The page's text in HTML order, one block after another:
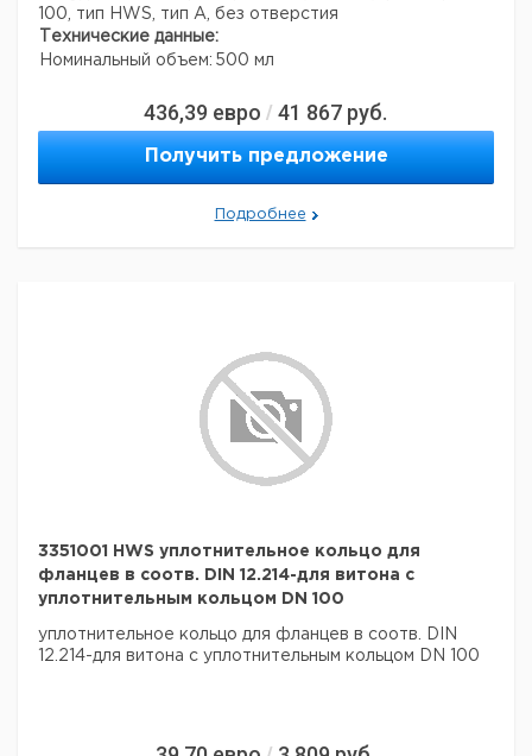
100, тип HWS, тип A, без отверстия
Технические данные:
Номинальный объем: 500 мл
436,39 евро / 41 867 руб.
Получить предложение
Подробнее
3351001 HWS уплотнительное кольцо для
фланцев в соотв. DIN 12.214-для витона с
уплотнительным кольцом DN 100
уплотнительное кольцо для фланцев в соотв. DIN
12.214-для витона с уплотнительным кольцом DN 100